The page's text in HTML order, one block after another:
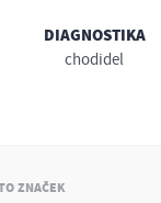
DIAGNOSTIKA
chodidel
ZNAČEK